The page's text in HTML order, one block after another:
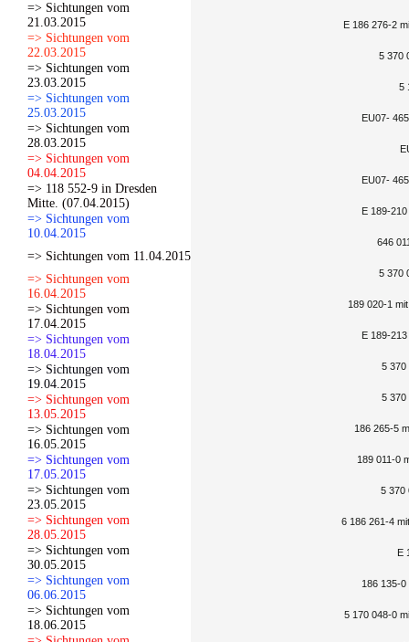
=> Sichtungen vom
21.03.2015
=> Sichtungen vom
22.03.2015
=> Sichtungen vom
23.03.2015
=> Sichtungen vom
25.03.2015
=> Sichtungen vom
28.03.2015
=> Sichtungen vom
04.04.2015
=> 118 552-9 in Dresden
Mitte. (07.04.2015)
=> Sichtungen vom
10.04.2015
=> Sichtungen vom 11.04.2015
=> Sichtungen vom
16.04.2015
=> Sichtungen vom
17.04.2015
=> Sichtungen vom
18.04.2015
=> Sichtungen vom
19.04.2015
=> Sichtungen vom
13.05.2015
=> Sichtungen vom
16.05.2015
=> Sichtungen vom
17.05.2015
=> Sichtungen vom
23.05.2015
=> Sichtungen vom
28.05.2015
=> Sichtungen vom
30.05.2015
=> Sichtungen vom
06.06.2015
=> Sichtungen vom
18.06.2015
E 186 276-2
5 370
5
EU07-
EU07-
E 189-
646
5 370
189 020-1
E 189-
5 370
5 370
186 265-5
189 011-0
5 370
6 186 261-4
E
186 135-0
5 170 048-0